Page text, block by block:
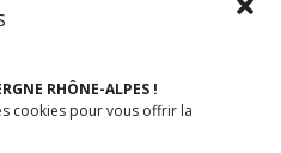
RHÔNE-ALPES !
cookies pour vous offrir la